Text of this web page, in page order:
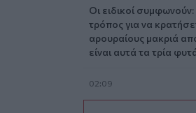
Οι ειδικοί
τρόπος για να
αρουραίους μακριά
είναι αυτά τα τρία
02:09
Αδύναμα χέρια και